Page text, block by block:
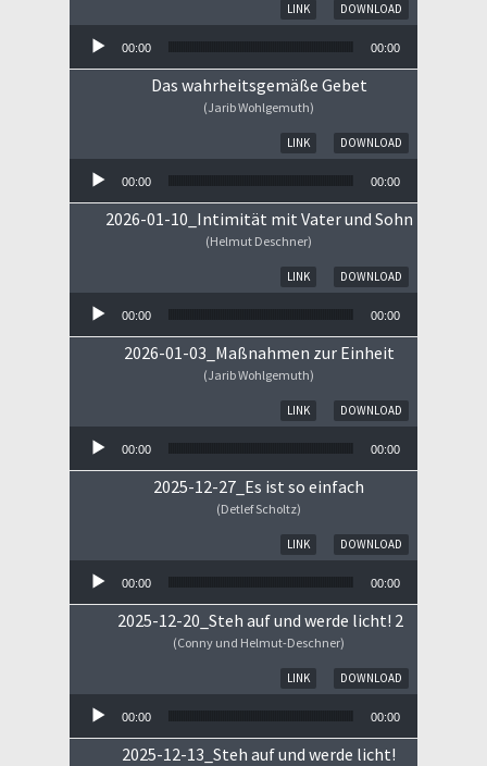
DOWNLOAD
LINK
00:00 00:00
Das wahrheitsgemäße Gebet
(Jarib Wohlgemuth)
DOWNLOAD
LINK
00:00 00:00
2026-01-10_Intimität mit Vater und Sohn
(Helmut Deschner)
DOWNLOAD
LINK
00:00 00:00
2026-01-03_Maßnahmen zur Einheit
(Jarib Wohlgemuth)
DOWNLOAD
LINK
00:00 00:00
2025-12-27_Es ist so einfach
(Detlef Scholtz)
DOWNLOAD
LINK
00:00 00:00
2025-12-20_Steh auf und werde licht! 2
(Conny und Helmut-Deschner)
DOWNLOAD
LINK
00:00 00:00
2025-12-13_Steh auf und werde licht!